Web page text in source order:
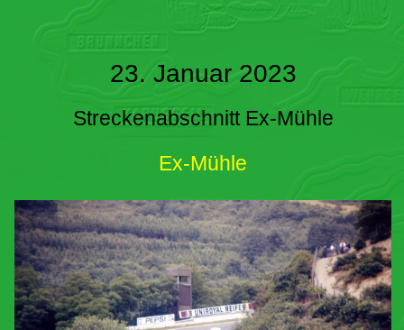
23. Januar 2023
Streckenabschnitt Ex-Mühle
Ex-Mühle